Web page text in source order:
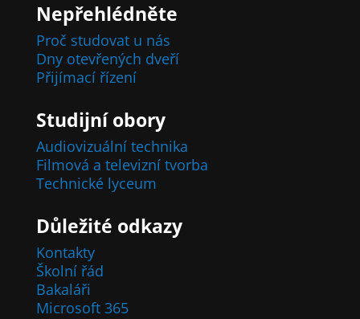
Nepřehlédněte
Proč studovat u nás
Dny otevřených dveří
Přijímací řízení
Studijní obory
Audiovizuální technika
Filmová a televizní tvorba
Technické lyceum
Důležité odkazy
Kontakty
Školní řád
Bakaláři
Microsoft 365